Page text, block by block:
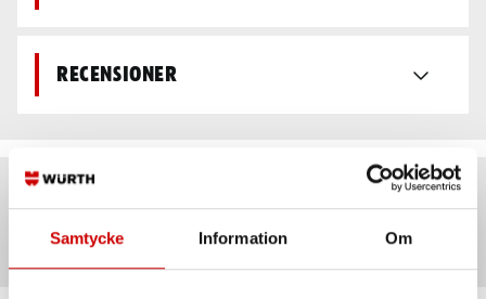
Samtycke Information Om
Recensioner